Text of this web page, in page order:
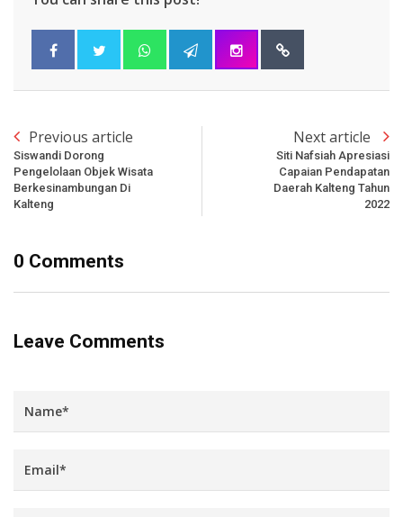
Previous article
Siswandi Dorong
Pengelolaan Objek Wisata
Berkesinambungan Di
Kalteng
Next article
Siti Nafsiah Apresiasi
Capaian Pendapatan
Daerah Kalteng Tahun
2022
0 Comments
Leave Comments